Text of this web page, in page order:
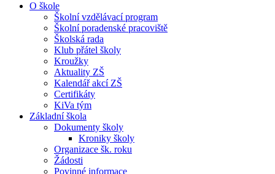
O škole
Školní vzdělávací program
Školní poradenské pracoviště
Školská rada
Klub přátel školy
Kroužky
Aktuality ZŠ
Kalendář akcí ZŠ
Certifikáty
KiVa tým
Základní škola
Dokumenty školy
Kroniky školy
Organizace šk. roku
Žádosti
Povinné informace